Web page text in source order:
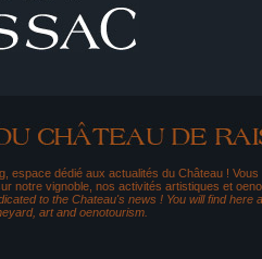
espace dédié aux actualités du Château !
notre vignoble, nos activités artistiques et
to the Chateau's news ! You will find here
art and oenotourism.